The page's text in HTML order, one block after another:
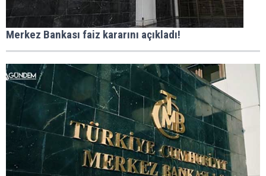
Merkez Bankası faiz kararını açıkladı!